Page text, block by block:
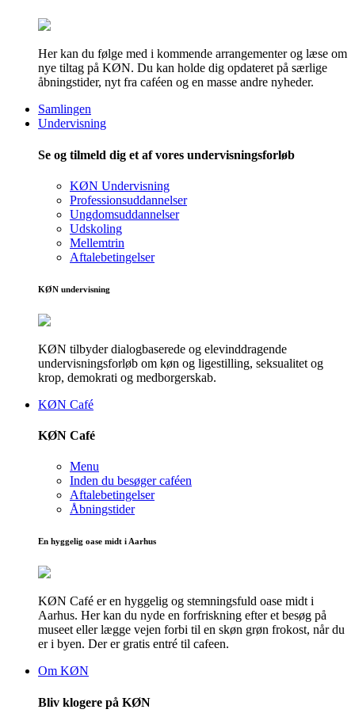
Her kan du følge med i kommende arrangementer og læse om
nye tiltag på KØN. Du kan holde dig opdateret på særlige
åbningstider, nyt fra caféen og en masse andre nyheder.
Samlingen
Undervisning
Se og tilmeld dig et af vores undervisningsforløb
KØN Undervisning
Professionsuddannelser
Ungdomsuddannelser
Udskoling
Mellemtrin
Aftalebetingelser
KØN undervisning
KØN tilbyder dialogbaserede og elevinddragende
undervisningsforløb om køn og ligestilling, seksualitet og
krop, demokrati og medborgerskab.
KØN Café
KØN Café
Menu
Inden du besøger caféen
Aftalebetingelser
Åbningstider
En hyggelig oase midt i Aarhus
KØN Café er en hyggelig og stemningsfuld oase midt i
Aarhus. Her kan du nyde en forfriskning efter et besøg på
museet eller lægge vejen forbi til en skøn grøn frokost, når du
er i byen. Der er gratis entré til cafeen.
Om KØN
Bliv klogere på KØN